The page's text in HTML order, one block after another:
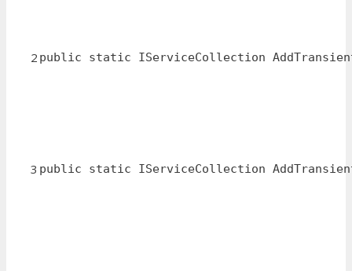
2 public static IServiceCollection
3 public static IServiceCollection